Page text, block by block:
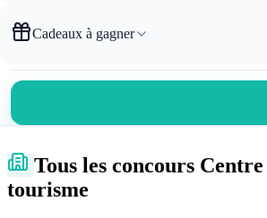
Cadeaux à gagner
Tous les concours
tourisme